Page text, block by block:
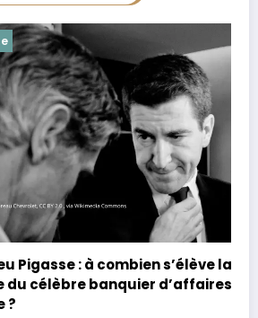
: à combien s’élève la
banquier d’affaires de